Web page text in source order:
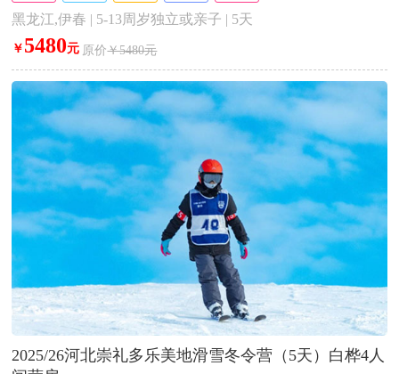
黑龙江,伊春 | 5-13周岁独立或亲子 | 5天
￥ 5480元 原价￥5480元
2025/26河北崇礼多乐美地滑雪冬令营（5天）白桦4人